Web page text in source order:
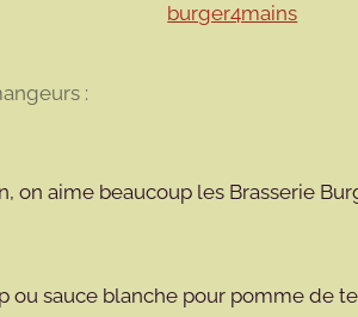
:
on aime beaucoup les Brasserie
ou sauce blanche pour pomme de